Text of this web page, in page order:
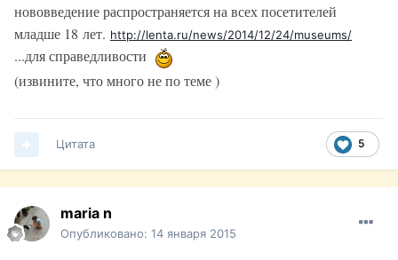
нововведение распространяется на всех посетителей
младше 18 лет. http://lenta.ru/news/2014/12/24/museums/
...для справедливости
(извините, что много не по теме )
5
Цитата
maria n
Опубликовано: 14 января 2015